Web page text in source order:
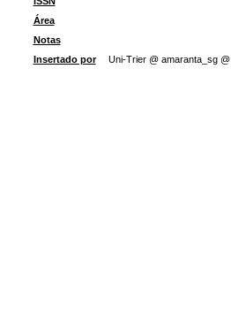
Área
Notas
Insertado por
Uni-Trier @ amaranta_sg @